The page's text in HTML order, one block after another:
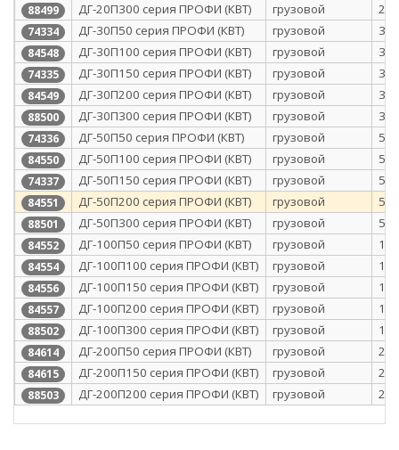
88499 ДГ-20П300 серия ПРОФИ (КВТ) грузовой 20
74334 ДГ-30П50 серия ПРОФИ (КВТ) грузовой 30
84548 ДГ-30П100 серия ПРОФИ (КВТ) грузовой 30
74335 ДГ-30П150 серия ПРОФИ (КВТ) грузовой 30
84549 ДГ-30П200 серия ПРОФИ (КВТ) грузовой 30
88500 ДГ-30П300 серия ПРОФИ (КВТ) грузовой 30
74336 ДГ-50П50 серия ПРОФИ (КВТ) грузовой 50
84550 ДГ-50П100 серия ПРОФИ (КВТ) грузовой 50
74337 ДГ-50П150 серия ПРОФИ (КВТ) грузовой 50
84551 ДГ-50П200 серия ПРОФИ (КВТ) грузовой 50
88501 ДГ-50П300 серия ПРОФИ (КВТ) грузовой 50
84552 ДГ-100П50 серия ПРОФИ (КВТ) грузовой 100
84554 ДГ-100П100 серия ПРОФИ (КВТ) грузовой 100
84556 ДГ-100П150 серия ПРОФИ (КВТ) грузовой 100
84557 ДГ-100П200 серия ПРОФИ (КВТ) грузовой 100
88502 ДГ-100П300 серия ПРОФИ (КВТ) грузовой 100
84614 ДГ-200П50 серия ПРОФИ (КВТ) грузовой 200
84615 ДГ-200П150 серия ПРОФИ (КВТ) грузовой 200
88503 ДГ-200П200 серия ПРОФИ (КВТ) грузовой 200